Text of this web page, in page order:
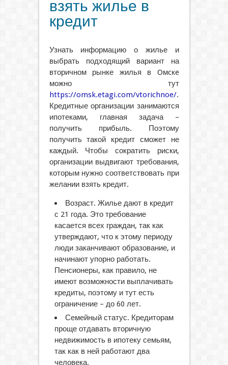
взять жилье в
кредит
Узнать информацию о жилье и
выбрать подходящий вариант на
вторичном рынке жилья в Oмcкe
можно тут
https://omsk.etagi.com/vtorichnoe/.
Кредитные организации занимаются
ипотеками, главная задача –
получить прибыль. Поэтому
получить такой кредит сможет не
каждый. Чтобы сократить риски,
организации выдвигают требования,
которым нужно соответствовать при
желании взять кредит.
Возраст. Жилье дают в кредит
с 21 года. Это требование
касается всех граждан, так как
утверждают, что к этому периоду
люди заканчивают образование, и
начинают упорно работать.
Пенсионеры, как правило, не
имеют возможности выплачивать
кредиты, поэтому и тут есть
ограничение – до 60 лет.
Семейный статус. Кредиторам
проще отдавать вторичную
недвижимость в ипотеку семьям,
так как в ней работают два
человека.